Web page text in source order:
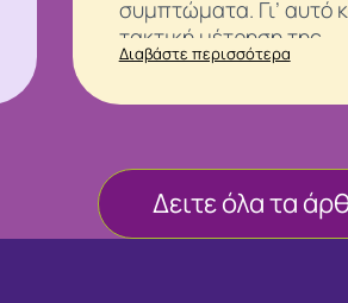
συμπτώματα. Γι’ αυτό
τακτική μέτρηση της
αρτηριακής πίεσης
Διαβάστε περισσότερα
Δειτε όλα τα